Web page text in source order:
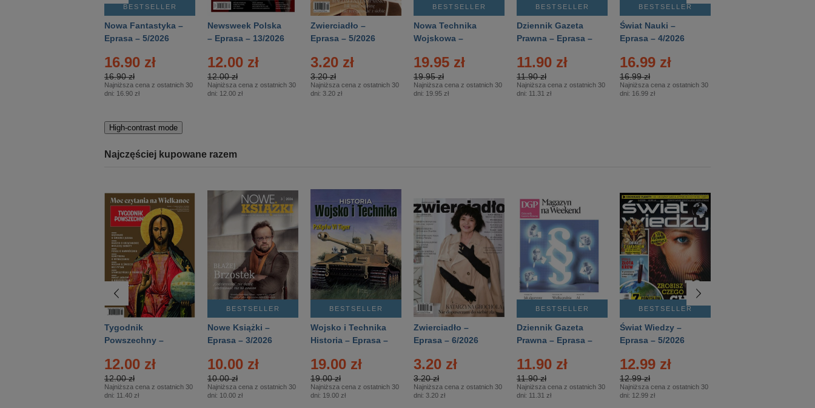
BESTSELLER
Nowa Fantastyka –
Eprasa – 5/2026
16.90 zł
16.90 zł
Najniższa cena z ostatnich 30
dni: 16.90 zł
Newsweek Polska
– Eprasa – 13/2026
12.00 zł
12.00 zł
Najniższa cena z ostatnich 30
dni: 12.00 zł
Zwierciadło –
Eprasa – 5/2026
3.20 zł
3.20 zł
Najniższa cena z ostatnich 30
dni: 3.20 zł
BESTSELLER
Nowa Technika
Wojskowa –
19.95 zł
19.95 zł
Najniższa cena z ostatnich 30
dni: 19.95 zł
BESTSELLER
Dziennik Gazeta
Prawna – Eprasa –
11.90 zł
11.90 zł
Najniższa cena z ostatnich 30
dni: 11.31 zł
BESTSELLER
Świat Nauki –
Eprasa – 4/2026
16.99 zł
16.99 zł
Najniższa cena z ostatnich 30
dni: 16.99 zł
High-contrast mode
Najczęściej kupowane razem
Tygodnik
Powszechny –
12.00 zł
12.00 zł
Najniższa cena z ostatnich 30
dni: 11.40 zł
BESTSELLER
Nowe Książki –
Eprasa – 3/2026
10.00 zł
10.00 zł
Najniższa cena z ostatnich 30
dni: 10.00 zł
BESTSELLER
Wojsko i Technika
Historia – Eprasa –
19.00 zł
19.00 zł
Najniższa cena z ostatnich 30
dni: 19.00 zł
Zwierciadło –
Eprasa – 6/2026
3.20 zł
3.20 zł
Najniższa cena z ostatnich 30
dni: 3.20 zł
BESTSELLER
Dziennik Gazeta
Prawna – Eprasa –
11.90 zł
11.90 zł
Najniższa cena z ostatnich 30
dni: 11.31 zł
BESTSELLER
Świat Wiedzy –
Eprasa – 5/2026
12.99 zł
12.99 zł
Najniższa cena z ostatnich 30
dni: 12.99 zł